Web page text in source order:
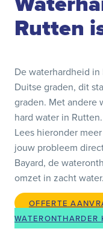
Rutten
De waterhardheid
Duitse graden, dit
graden. Met andere
hard water in
Lees hieronder
jouw probleem
Bayard, de
omzet in zacht water.
OFFERTE
WATERONTHARDER